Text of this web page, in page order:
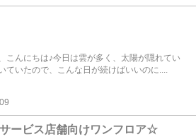
こんにちは♪今日は雲が多く、太陽が隠れてい
ていたので、こんな日が続けばいいのに....
ービス店舗向けワンフロア☆